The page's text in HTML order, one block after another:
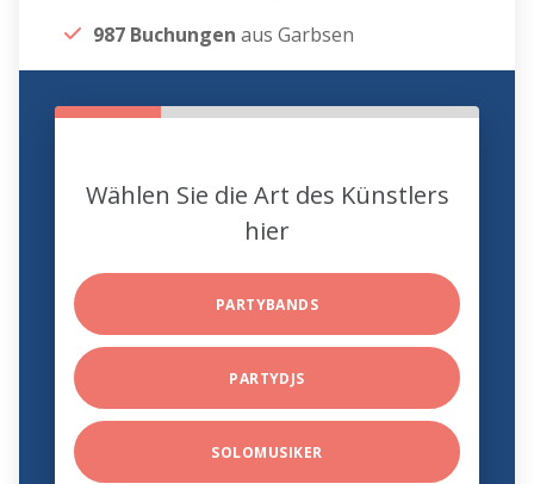
987 Buchungen aus Garbsen
Wählen Sie die Art des Künstlers
hier
PARTYBANDS
PARTYDJS
SOLOMUSIKER